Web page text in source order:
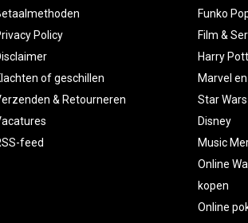
Policy
of geschillen
& Retourneren
feed
Funko
Film &
Harry
Marvel en
Star Wars
Disney
Music
Online
kopen
Online